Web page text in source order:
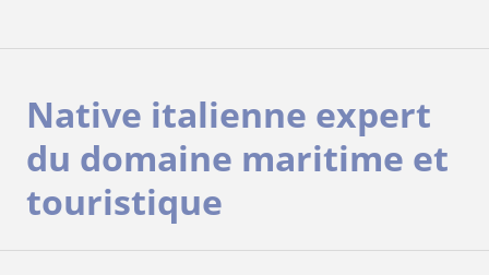
Native italienne expert
du domaine maritime et
touristique